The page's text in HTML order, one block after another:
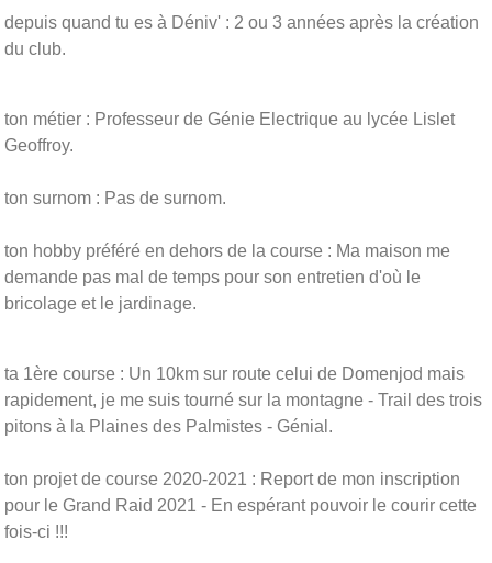
depuis quand tu es à Déniv' : 2 ou 3 années après la création
du club.
ton métier : Professeur de Génie Electrique au lycée Lislet
Geoffroy.
ton surnom : Pas de surnom.
ton hobby préféré en dehors de la course : Ma maison me
demande pas mal de temps pour son entretien d'où le
bricolage et le jardinage.
ta 1ère course : Un 10km sur route celui de Domenjod mais
rapidement, je me suis tourné sur la montagne - Trail des trois
pitons à la Plaines des Palmistes - Génial.
ton projet de course 2020-2021 : Report de mon inscription
pour le Grand Raid 2021 - En espérant pouvoir le courir cette
fois-ci !!!